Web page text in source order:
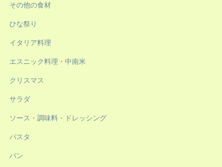
その他の食材
ひな祭り
イタリア料理
エスニック料理・中南米
クリスマス
サラダ
ソース・調味料・ドレッシング
パスタ
パン